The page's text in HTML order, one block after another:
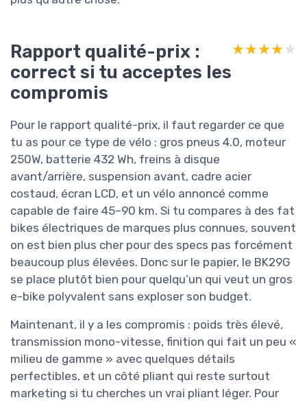
Rapport qualité-prix :
correct si tu acceptes les
compromis
★★★★★
★★★★★
Pour le rapport qualité-prix, il faut regarder ce que
tu as pour ce type de vélo : gros pneus 4.0, moteur
250W, batterie 432 Wh, freins à disque
avant/arrière, suspension avant, cadre acier
costaud, écran LCD, et un vélo annoncé comme
capable de faire 45–90 km. Si tu compares à des fat
bikes électriques de marques plus connues, souvent
on est bien plus cher pour des specs pas forcément
beaucoup plus élevées. Donc sur le papier, le BK29G
se place plutôt bien pour quelqu’un qui veut un gros
e-bike polyvalent sans exploser son budget.
Maintenant, il y a les compromis : poids très élevé,
transmission mono-vitesse, finition qui fait un peu «
milieu de gamme » avec quelques détails
perfectibles, et un côté pliant qui reste surtout
marketing si tu cherches un vrai pliant léger. Pour